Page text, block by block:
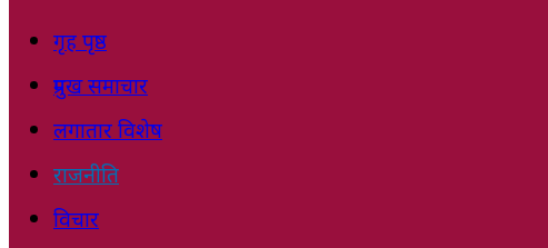
गृह पृष्ठ
प्रमुख समाचार
लगातार विशेष
राजनीति
विचार